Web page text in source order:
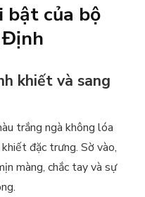
bật của bộ
Định
khiết và sang
trắng ngà không lóa
đặc trưng. Sờ vào,
màng, chắc tay và sự